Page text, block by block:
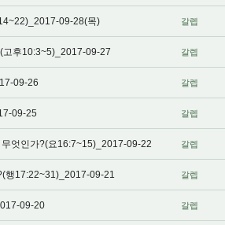
09-28(목) 갈렙
고후10:3~5)_2017-09-27 갈렙
09-26 갈렙
09-25 갈렙
엇인가?(요16:7~15)_2017-09-22 갈렙
행17:22~31)_2017-09-21 갈렙
09-20 갈렙